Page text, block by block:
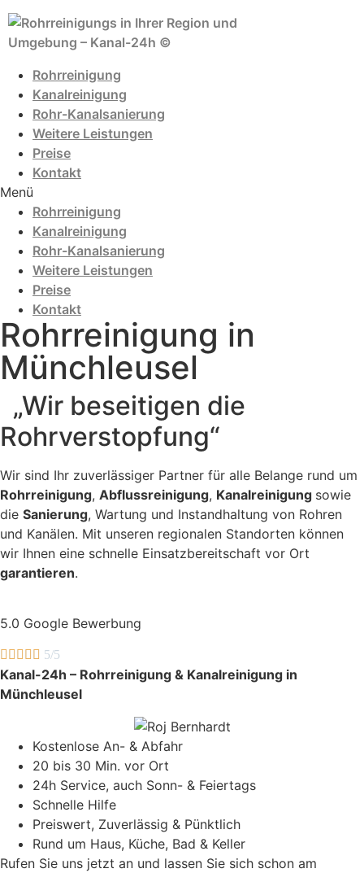
Zum
Inhalt
wechseln
Rohrreinigung
Kanalreinigung
Rohr-Kanalsanierung
Weitere Leistungen
Preise
Kontakt
Menü
Rohrreinigung
Kanalreinigung
Rohr-Kanalsanierung
Weitere Leistungen
Preise
Kontakt
Rohrreinigung in
Münchleusel
„Wir beseitigen die
Rohrverstopfung“
Wir sind Ihr zuverlässiger Partner für alle Belange rund um
Rohrreinigung, Abflussreinigung, Kanalreinigung sowie
die Sanierung, Wartung und Instandhaltung von Rohren
und Kanälen. Mit unseren regionalen Standorten können
wir Ihnen eine schnelle Einsatzbereitschaft vor Ort
garantieren.
5.0 Google Bewerbung
     5/5
Kanal-24h – Rohrreinigung & Kanalreinigung in
Münchleusel
Kostenlose An- & Abfahr
20 bis 30 Min. vor Ort
24h Service, auch Sonn- & Feiertags
Schnelle Hilfe
Preiswert, Zuverlässig & Pünktlich
Rund um Haus, Küche, Bad & Keller
Rufen Sie uns jetzt an und lassen Sie sich schon am